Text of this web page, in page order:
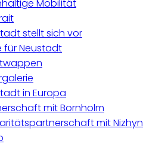
Mobilität
stellt sich vor
für Neustadt
in Europa
mit Bornholm
mit Nizhyn